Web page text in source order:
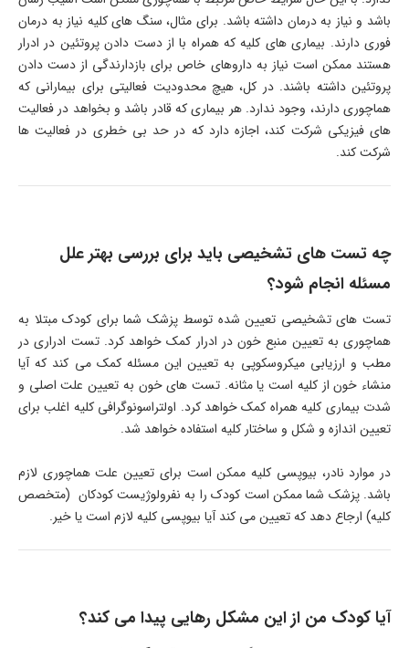
باشد و نیاز به درمان داشته باشد. برای مثال، سنگ های کلیه نیاز به درمان
فوری دارند. بیماری های کلیه که همراه با از دست دادن پروتئین در ادرار
هستند ممکن است نیاز به داروهای خاص برای بازدارندگی از دست دادن
پروتئین داشته باشند. در کل، هیچ محدودیت فعالیتی برای بیمارانی که
هماچوری دارند، وجود ندارد. هر بیماری که قادر باشد و بخواهد در فعالیت
های فیزیکی شرکت کند، اجازه دارد که در حد بی خطری در فعالیت ها
شرکت کند.
چه تست های تشخیصی باید برای بررسی بهتر علل
مسئله انجام شود؟
تست های تشخیصی تعیین شده توسط پزشک شما برای کودک مبتلا به
هماچوری به تعیین منبع خون در ادرار کمک خواهد کرد. تست ادراری در
مطب و ارزیابی میکروسکوپی به تعیین این مسئله کمک می کند که آیا
منشاء خون از کلیه است یا مثانه. تست های خون به تعیین علت اصلی و
شدت بیماری کلیه همراه کمک خواهد کرد. اولتراسونوگرافی کلیه اغلب برای
تعیین اندازه و شکل و ساختار کلیه استفاده خواهد شد.
در موارد نادر، بیوپسی کلیه ممکن است برای تعیین علت هماچوری لازم
باشد. پزشک شما ممکن است کودک را به نفرولوژیست کودکان (متخصص
کلیه) ارجاع دهد که تعیین می کند آیا بیوپسی کلیه لازم است یا خیر.
آیا کودک من از این مشکل رهایی پیدا می کند؟